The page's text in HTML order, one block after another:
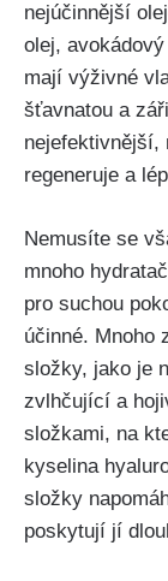
nejúčinnější
olej,
mají výživné
šťavnatou a​
⁢nejefektivnější,⁢
regeneruje⁢ a
Nemusíte se
⁣mnoho
pro suchou
účinné. Mnoho
složky, jako je
zvlhčující a
‍složkami, ⁤na
kyselina
⁣složky⁢
poskytují jí